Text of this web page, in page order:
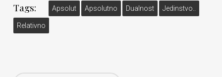
Tags: Apsolut Apsolutno Dualnost Jedinstvo..
Relativno